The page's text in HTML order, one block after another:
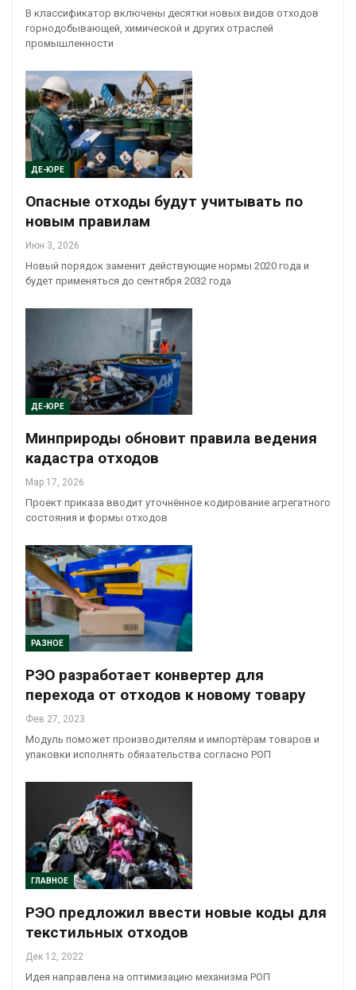
В классификатор включены десятки новых видов отходов
горнодобывающей, химической и других отраслей
промышленности
ДЕ-ЮРЕ
Опасные отходы будут учитывать по
новым правилам
Июн 3, 2026
Новый порядок заменит действующие нормы 2020 года и
будет применяться до сентября 2032 года
ДЕ-ЮРЕ
Минприроды обновит правила ведения
кадастра отходов
Мар 17, 2026
Проект приказа вводит уточнённое кодирование агрегатного
состояния и формы отходов
РАЗНОЕ
РЭО разработает конвертер для
перехода от отходов к новому товару
Фев 27, 2023
Модуль поможет производителям и импортёрам товаров и
упаковки исполнять обязательства согласно РОП
ГЛАВНОЕ
РЭО предложил ввести новые коды для
текстильных отходов
Дек 12, 2022
Идея направлена на оптимизацию механизма РОП